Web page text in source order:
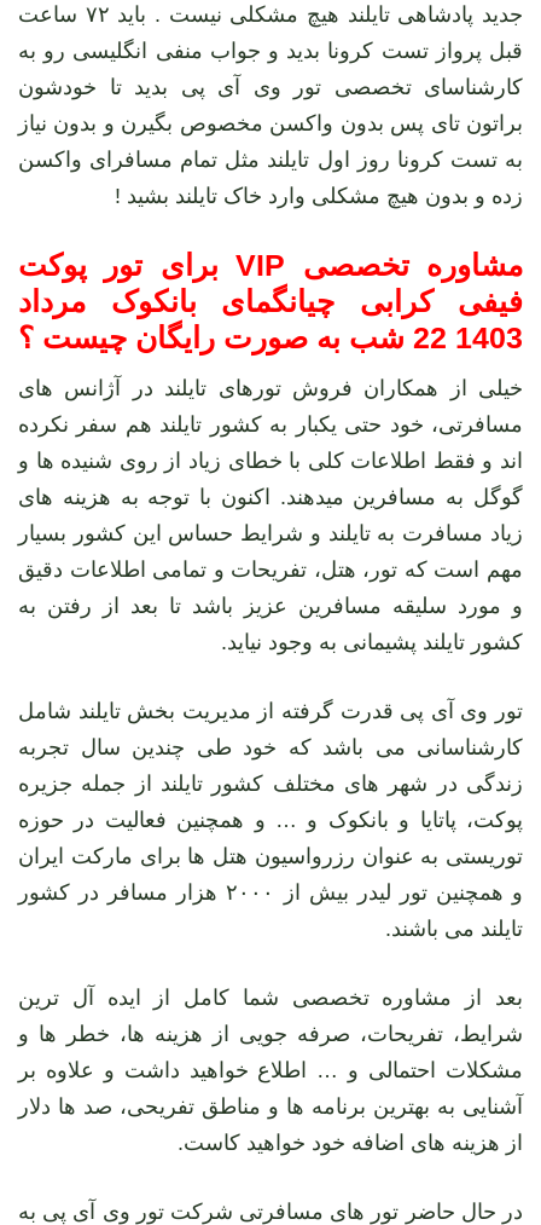
جدید پادشاهی تایلند هیچ مشکلی نیست . باید ۷۲ ساعت
قبل پرواز تست کرونا بدید و جواب منفی انگلیسی رو به
کارشناسای تخصصی تور وی آی پی بدید تا خودشون
براتون تای پس بدون واکسن مخصوص بگیرن و بدون نیاز
به تست کرونا روز اول تایلند مثل تمام مسافرای واکسن
زده و بدون هیچ مشکلی وارد خاک تایلند بشید !
مشاوره تخصصی VIP برای تور پوکت
فیفی کرابی چیانگمای بانکوک مرداد
1403 22 شب به صورت رایگان چیست ؟
خیلی از همکاران فروش تورهای تایلند در آژانس های
مسافرتی، خود حتی یکبار به کشور تایلند هم سفر نکرده
اند و فقط اطلاعات کلی با خطای زیاد از روی شنیده ها و
گوگل به مسافرین میدهند. اکنون با توجه به هزینه های
زیاد مسافرت به تایلند و شرایط حساس این کشور بسیار
مهم است که تور، هتل، تفریحات و تمامی اطلاعات دقیق
و مورد سلیقه مسافرین عزیز باشد تا بعد از رفتن به
کشور تایلند پشیمانی به وجود نیاید.
تور وی آی پی قدرت گرفته از مدیریت بخش تایلند شامل
کارشناسانی می باشد که خود طی چندین سال تجربه
زندگی در شهر های مختلف کشور تایلند از جمله جزیره
پوکت، پاتایا و بانکوک و … و همچنین فعالیت در حوزه
توریستی به عنوان رزرواسیون هتل ها برای مارکت ایران
و همچنین تور لیدر بیش از ۲۰۰۰ هزار مسافر در کشور
تایلند می باشند.
بعد از مشاوره تخصصی شما کامل از ایده آل ترین
شرایط، تفریحات، صرفه جویی از هزینه ها، خطر ها و
مشکلات احتمالی و … اطلاع خواهید داشت و علاوه بر
آشنایی به بهترین برنامه ها و مناطق تفریحی، صد ها دلار
از هزینه های اضافه خود خواهید کاست.
در حال حاضر تور های مسافرتی شرکت تور وی آی پی به